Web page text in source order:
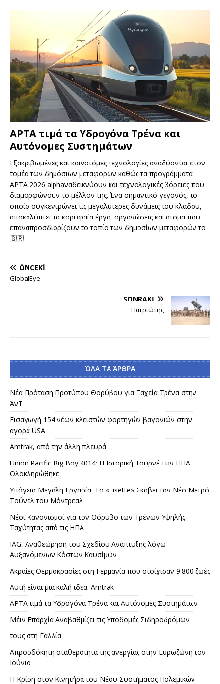
APTA τιμά τα Υδρογόνα Τρένα και
Αυτόνομες Συστημάτων
Εξακριβωμένες και καινοτόμες τεχνολογίες αναδύονται στον
τομέα των δημόσιων μεταφορών καθώς τα προγράμματα
APTA 2026 alphaναδεικνύουν και τεχνολογικές βόρειες που
διαμορφώνουν το μέλλον της. Ένα σημαντικό γεγονός, το
οποίο συγκεντρώνει τις μεγαλύτερες δυνάμεις του κλάδου,
αποκαλύπτει τα κορυφαία έργα, οργανώσεις και άτομα που
επαναπροσδιορίζουν το τοπίο των δημοσίων μεταφορών το
🇬🇷
ÖNCEKI
GlobalEye
SONRAKI
Πατριώτης
ΌΛΑ ΤΑ ΆΡΘΡΑ
Νέα Πρόταση Προτύπου Θορύβου για Ταχεία Τρένα στην
ΆνΤ
Εισαγωγή 154 νέων κλειστών φορτηγών βαγονιών στην
αγορά USA
Amtrak, από την άλλη πλευρά
Union Pacific Big Boy 4014: Η Ιστορική Τουρνέ των ΗΠΑ
Ολοκληρώθηκε
Υπόγεια Μεγάλη Εργασία: Το «Lisette» Σκάβει τον Νέο Μετρό
Τούνελ του Μόντρεαλ
Νέοι Κανονισμοί για τον Θόρυβο των Τρένων Υψηλής
Ταχύτητας από τις ΗΠΑ
IAG, Αναθεώρηση του Σχεδίου Ανάπτυξης λόγω
Αυξανόμενων Κόστων Καυσίμων
Ακραίες Θερμοκρασίες στη Γερμανία που στοίχισαν 9.800 ζωές
Αυτή είναι μια καλή ιδέα. Amtrak
APTA τιμά τα Υδρογόνα Τρένα και Αυτόνομες Συστημάτων
Μέιν Επαρχία Αναβαθμίζει τις Υποδομές Σιδηροδρόμων
τους στη Γαλλία
Απροσδόκητη σταθερότητα της ανεργίας στην Ευρωζώνη τον
Ιούνιο
Η Κρίση στον Κινητήρα του Νέου Συστήματος Πολεμικών